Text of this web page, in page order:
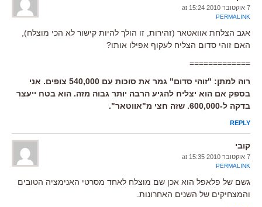
7 אוקטובר 2010 at 15:24
PERMALINK
אגב הצלחת אוואטאר (זהירות, זו הולך להיות קישור לא הכי מוצלח),
האם זוהי סדום הצליח לעקוף אפילו אותו?
=============
רוה למתן: "זוהי סדום" גמר את סוכות עם 540,000 צופים. אני
בספק אם הוא יצליח להגיע הרבה יותר גבוה מזה. הוא בטח ייעצר
בדקה ל-600,000. שזה חצי מ"אווטאר".
REPLY
קובי
7 אוקטובר 2010 at 15:35
PERMALINK
גשם של פלאפל הוא אכן שם מוצלח לאחד מסרטי האנימציה הטובים
והמצחיקים של השנים האחרונות.